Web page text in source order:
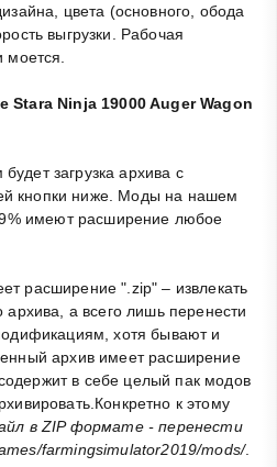
цвета (основного, обода
выгрузки. Рабочая
моется.
Stara Ninja 19000 Auger Wagon
загрузка архива с
кнопки ниже. Моды на нашем
имеют расширение любое
расширение ".zip" – извлекать
архива, а всего лишь перенести
хотя бывают и
архив имеет расширение
в себе целый пак модов
к этому
в ZIP формате - перенести
farmingsimulator2019/mods/.